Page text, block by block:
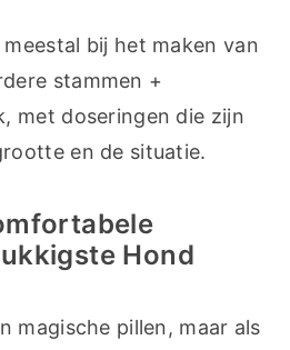
bij het maken van
stammen +
met doseringen die zijn
en de situatie.
Hond
magische pillen, maar als